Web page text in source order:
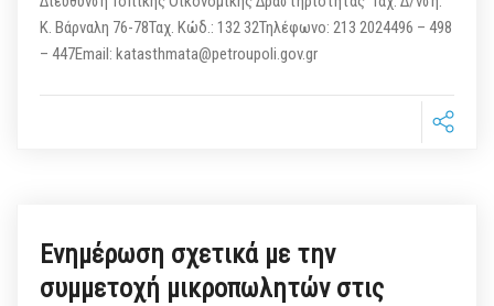
Κ. Βάρναλη 76-78Ταχ. Κώδ.: 132 32Τηλέφωνο: 213 2024496 – 498
– 447Email: katasthmata@petroupoli.gov.gr
Ενημέρωση σχετικά με την
συμμετοχή μικροπωλητών στις